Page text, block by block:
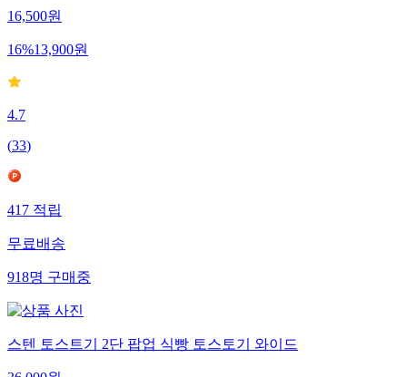
16,500원
16%13,900원
4.7
(33)
417적립
무료배송
918명구매중
스텐 토스트기 2단 팝업 식빵 토스토기 와이드